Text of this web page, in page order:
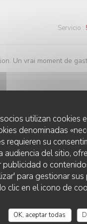
utilizan
denominadas
requieren su
audiencia del sitio,
publicidad o
para gestionar
clic en el icono de
OK, aceptar todas
Servicio :
Un vrai moment de
Servicio :